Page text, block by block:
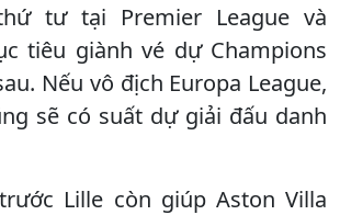
tư tại Premier League và
tiêu giành vé dự Champions
Nếu vô địch Europa League,
sẽ có suất dự giải đấu danh
Lille còn giúp Aston Villa